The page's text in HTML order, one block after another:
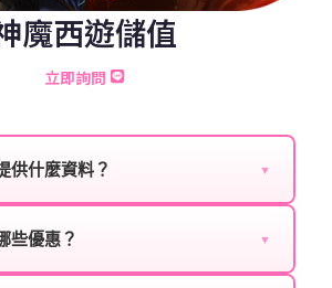
魔西遊儲值
立即詢問
供什麼資料？ ▼
些優惠？ ▼